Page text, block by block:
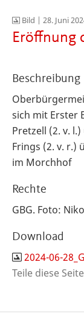
Bild | 28. Juni
Eröffnung
Beschreibung
sich mit Erster
Pretzell (2. v.
Frings (2. v. r.)
im Morchhof
Rechte
GBG. Foto:
Download
2024-06-
Teile diese Seite